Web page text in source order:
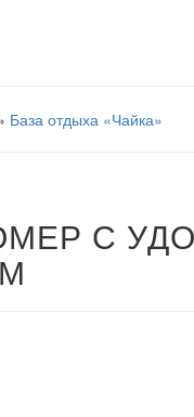
База отдыха «Чайка»
С